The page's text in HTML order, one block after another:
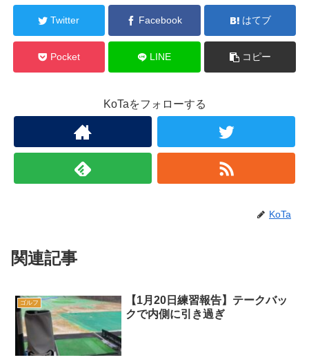
Twitter Facebook はてブ
Pocket LINE コピー
KoTaをフォローする
KoTa
関連記事
ゴルフ
【1月20日練習報告】テークバッ
クで内側に引き過ぎ